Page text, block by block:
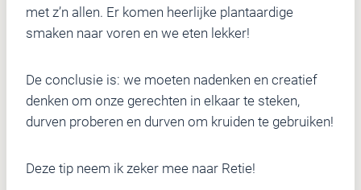
met z’n allen. Er komen heerlijke plantaardige
smaken naar voren en we eten lekker!
De conclusie is: we moeten nadenken en creatief
denken om onze gerechten in elkaar te steken,
durven proberen en durven om kruiden te gebruiken!
Deze tip neem ik zeker mee naar Retie!